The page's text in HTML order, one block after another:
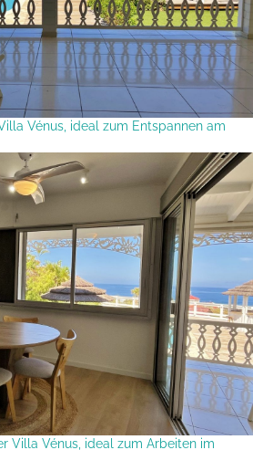
Vénus, ideal zum Entspannen am
Villa Vénus, ideal zum Arbeiten im